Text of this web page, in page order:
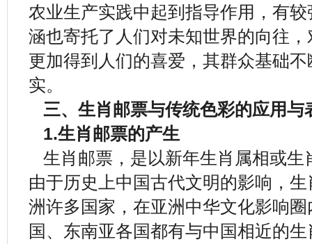
农业生产实践中起到指导作用，有
涵也寄托了人们对未知世界的向往
更加得到人们的喜爱，其群众基础
实。
三、生肖邮票与传统色彩的应用与
1.生肖邮票的产生
生肖邮票，是以新年生肖属相或生
由于历史上中国古代文明的影响，
洲许多国家，在亚洲中华文化影响
国、东南亚各国都有与中国相近的